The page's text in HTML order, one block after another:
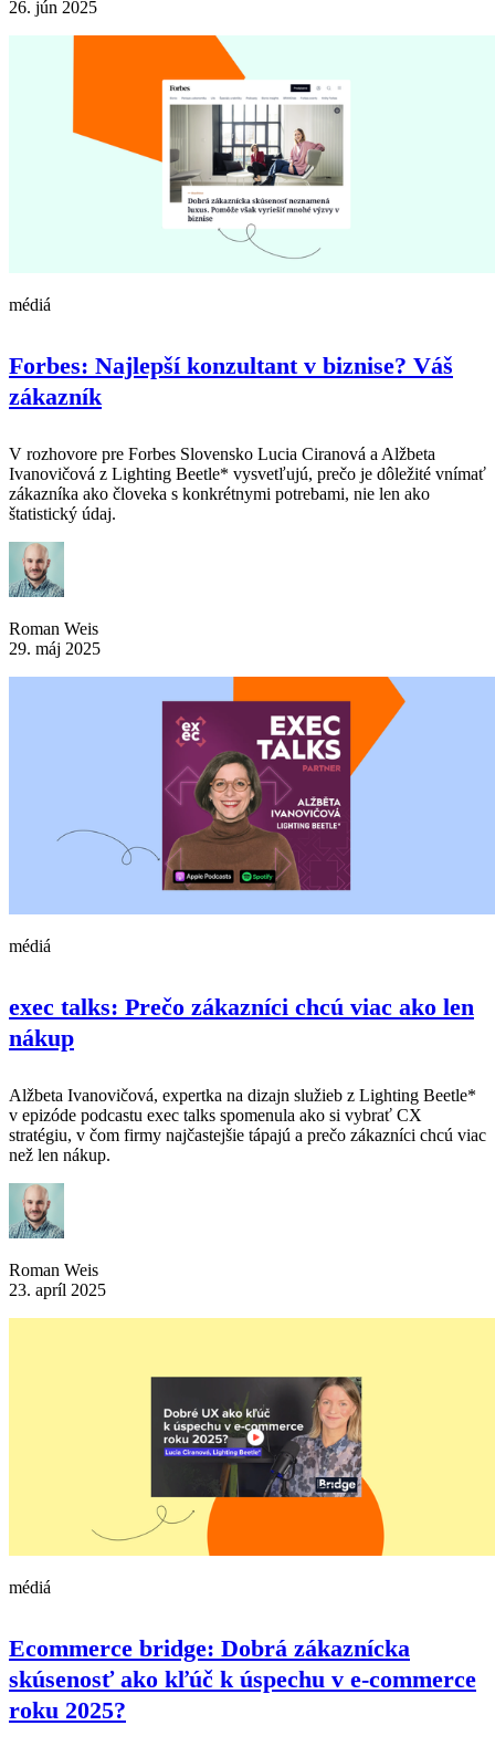
26. jún 2025
médiá
Forbes: Najlepší konzultant v biznise? Váš
zákazník
V rozhovore pre Forbes Slovensko Lucia Ciranová a Alžbeta
Ivanovičová z Lighting Beetle* vysvetľujú, prečo je dôležité vnímať
zákazníka ako človeka s konkrétnymi potrebami, nie len ako
štatistický údaj.
Roman Weis
29. máj 2025
médiá
exec talks: Prečo zákazníci chcú viac ako len
nákup
Alžbeta Ivanovičová, expertka na dizajn služieb z Lighting Beetle*
v epizóde podcastu exec talks spomenula ako si vybrať CX
stratégiu, v čom firmy najčastejšie tápajú a prečo zákazníci chcú viac
než len nákup.
Roman Weis
23. apríl 2025
médiá
Ecommerce bridge: Dobrá zákaznícka
skúsenosť ako kľúč k úspechu v e-commerce
roku 2025?